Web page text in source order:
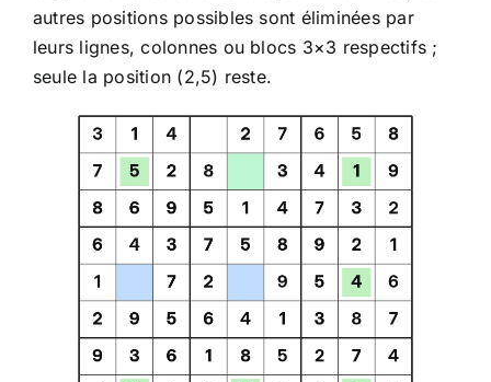
autres positions possibles sont éliminées par
leurs lignes, colonnes ou blocs 3×3 respectifs ;
seule la position (2,5) reste.